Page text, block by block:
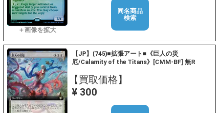
同名商品
検索
【JP】(745)■拡張アート■《巨人の災
厄/Calamity of the Titans》[CMM-BF] 無R
【買取価格】
¥ 300